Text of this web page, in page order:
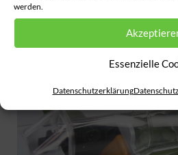
werden.
Essenzielle
Datenschutzerklärung